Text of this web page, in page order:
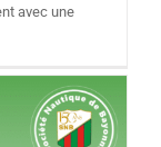
avec une